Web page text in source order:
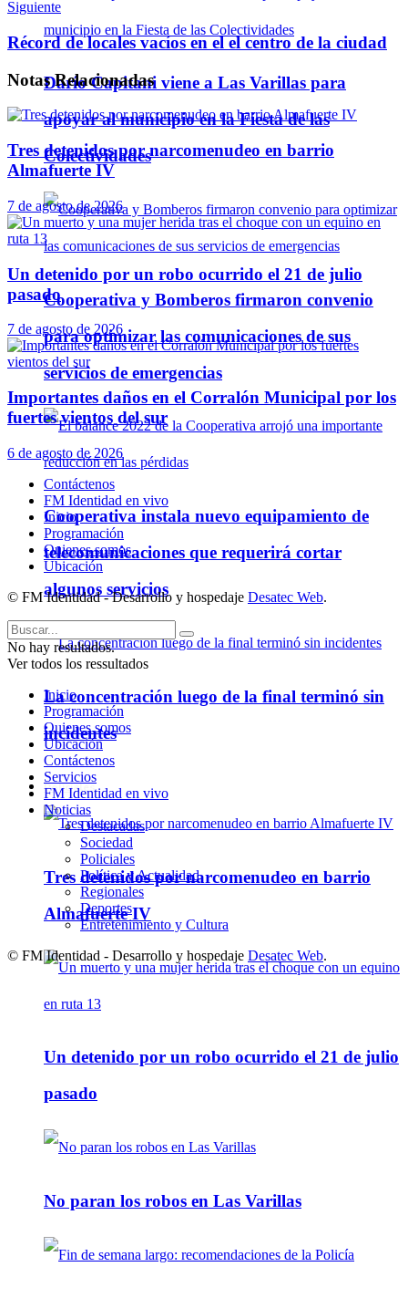
Darío Capitani viene a Las Varillas para
apoyar al municipio en la Fiesta de las
Colectividades
Cooperativa y Bomberos firmaron convenio
para optimizar las comunicaciones de sus
servicios de emergencias
Cooperativa instala nuevo equipamiento de
telecomunicaciones que requerirá cortar
algunos servicios
La concentración luego de la final terminó sin
incidentes
Policiales
Tres detenidos por narcomenudeo en barrio
Almafuerte IV
Un detenido por un robo ocurrido el 21 de julio
pasado
No paran los robos en Las Varillas
Siguiente
Récord de locales vacíos en el el centro de la ciudad
NotasRelacionadas
Tres detenidos por narcomenudeo en barrio
Almafuerte IV
7 de agosto de 2026
Un detenido por un robo ocurrido el 21 de julio
pasado
7 de agosto de 2026
Importantes daños en el Corralón Municipal por los
fuertes vientos del sur
6 de agosto de 2026
Contáctenos
FM Identidad en vivo
Inicio
Programación
Quienes somos
Ubicación
© FM Identidad - Desarrollo y hospedaje Desatec Web.
No hay resultados.
Ver todos los ressultados
Inicio
Programación
Quienes somos
Ubicación
Contáctenos
Servicios
FM Identidad en vivo
Noticias
Destacadas
Sociedad
Policiales
Política y Actualidad
Regionales
Deportes
Entretenimiento y Cultura
© FM Identidad - Desarrollo y hospedaje Desatec Web.